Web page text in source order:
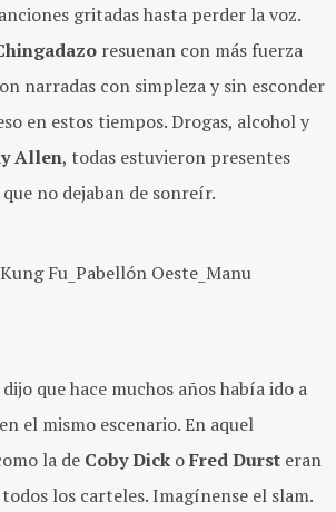
gritadas hasta perder la voz.
resuenan con más fuerza
narradas con simpleza y sin esconder
en estos tiempos. Drogas, alcohol y
Allen, todas estuvieron presentes
no dejaban de sonreír.
que hace muchos años había ido a
en el mismo escenario. En aquel
la de Coby Dick oFred Durst eran
los carteles. Imagínense el slam.